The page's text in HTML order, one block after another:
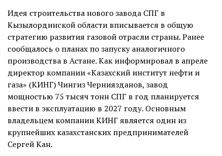
Идея строительства нового завода СПГ в
Кызылординской области вписывается в общую
стратегию развития газовой отрасли страны. Ранее
сообщалось о планах по запуску аналогичного
производства в Астане. Как информировал в апреле
директор компании «Казахский институт нефти и
газа» (КИНГ) Чингиз Черниязданов, завод
мощностью 75 тысяч тонн СПГ в год планируется
ввести в эксплуатацию в 2027 году. Основным
владельцем компании КИНГ является один из
крупнейших казахстанских предпринимателей
Сергей Кан.